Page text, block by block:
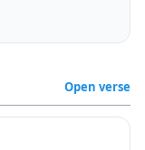
Open verse